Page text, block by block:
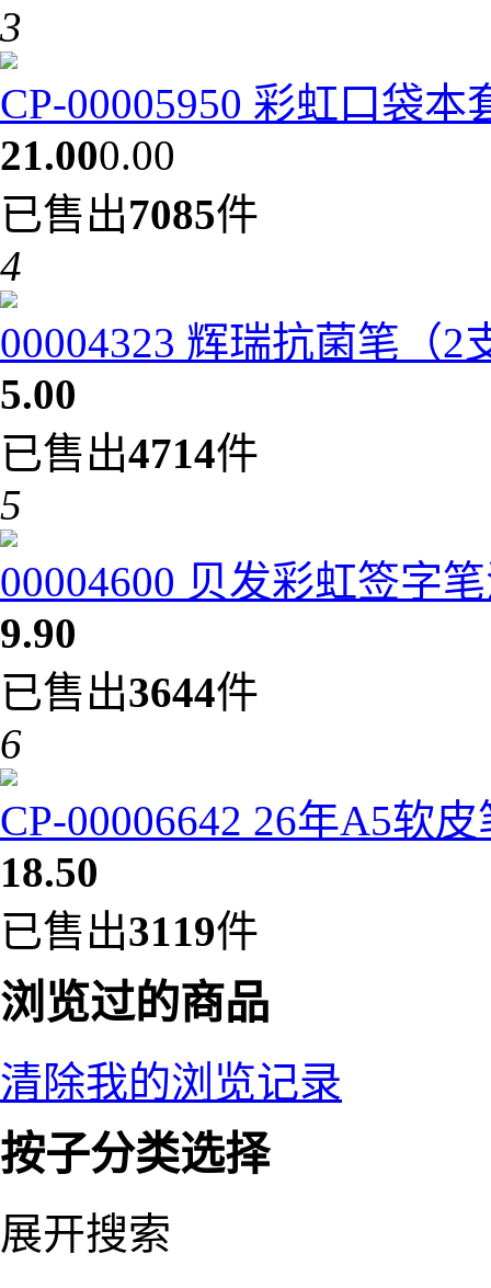
3
CP-00005950 彩虹口袋本
21.000.00
已售出7085件
4
00004323 辉瑞抗菌笔（2
5.00
已售出4714件
5
00004600 贝发彩虹签字
9.90
已售出3644件
6
CP-00006642 26年A5软
18.50
已售出3119件
浏览过的商品
清除我的浏览记录
按子分类选择
展开搜索